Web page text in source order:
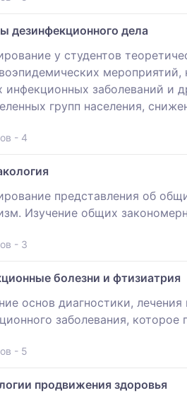
дезинфекционного дела
у студентов
инфекционных заболеваний и
групп населения,
- 4
представления об
Изучение общих
- 3
болезни и фтизиатрия
основ диагностики,
заболевания,
- 5
продвижения здоровья